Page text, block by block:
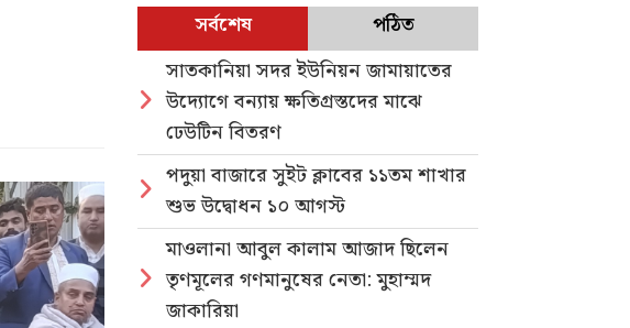
সর্বশেষ
পঠিত
সাতকানিয়া সদর ইউনিয়ন জামায়াতের
উদ্যোগে বন্যায় ক্ষতিগ্রস্তদের মাঝে
ঢেউটিন বিতরণ
পদুয়া বাজারে সুইট ক্লাবের ১১তম শাখার
শুভ উদ্বোধন ১০ আগস্ট
মাওলানা আবুল কালাম আজাদ ছিলেন
তৃণমূলের গণমানুষের নেতা: মুহাম্মদ
জাকারিয়া